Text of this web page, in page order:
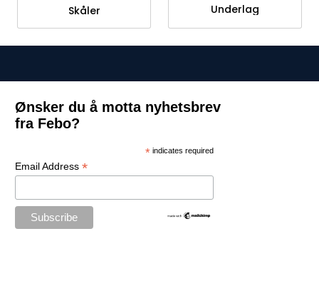
Skåler Underlag
Ønsker du å motta nyhetsbrev
fra Febo?
* indicates required
Email Address *